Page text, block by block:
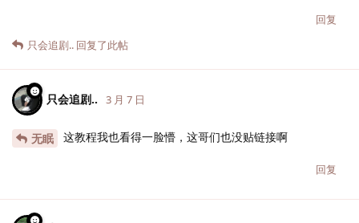
回复
只会追剧.. 回复了此帖
只会追剧.. 3 月 7 日
无眠 这教程我也看得一脸懵，这哥们也没贴链接啊
回复